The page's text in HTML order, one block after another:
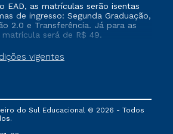
vigentes
EAD, as matrículas serão isentas
de ingresso: Segunda Graduação,
2.0 e Transferência. Já para as
será de R$ 49.
do Sul Educacional © 2026 - Todos